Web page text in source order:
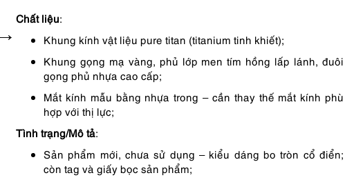
Chất liệu:
Khung kính vật liệu pure titan (titanium tinh khiết);
Khung gọng mạ vàng, phủ lớp men tím hồng lấp lánh, đuôi
gọng phủ nhựa cao cấp;
Mắt kính mẫu bằng nhựa trong – cần thay thế mắt kính phù
hợp với thị lực;
Tình trạng/Mô tả:
Sản phẩm mới, chưa sử dụng – kiểu dáng bo tròn cổ điển;
còn tag và giấy bọc sản phẩm;